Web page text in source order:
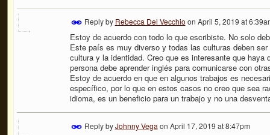
Reply by Rebecca Del Vecchio on April 5, 2019 at
Estoy de acuerdo con todo lo que escribiste. No solo
Este país es muy diverso y todas las culturas deben
cultura y la identidad. Creo que es interesante que
persona debe aprender inglés para comunicarse con
Estoy de acuerdo en que en algunos trabajos es
específico, por lo que en estos casos no creo que sea
idioma, es un beneficio para un trabajo y no una
Reply byJohnny Vega on April 17, 2019 at 8:47pm